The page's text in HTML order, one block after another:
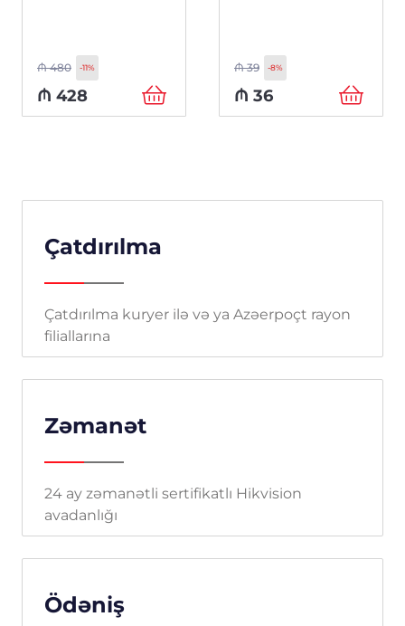
₼480 -11%
₼ 428
₼39 -8%
₼ 36
Çatdırılma
Çatdırılma kuryer ilə və ya Azəerpoçt rayon
filiallarına
Zəmanət
24 ay zəmanətli sertifikatlı Hikvision
avadanlığı
Ödəniş